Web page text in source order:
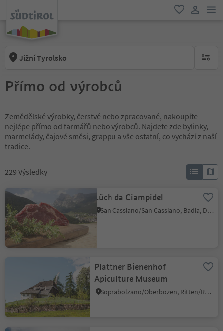
oblíbené
Jižní Tyrolsko brak
Přímo od výrobců
Zemědělské výrobky, čerstvé nebo zpracované, nakoupíte
nejlépe přímo od farmářů nebo výrobců. Najdete zde bylinky,
marmelády, čajové směsi, grappu a vše ostatní, co vychází z naší
tradice.
229 Výsledky
Lüch da Ciampidel
San Cassiano/San Cassiano, Badia, Dolomites Region Alta Badia
Plattner Bienenhof
Apiculture Museum
Soprabolzano/Oberbozen, Ritten/Renon, Bolzano/Bozen and environs